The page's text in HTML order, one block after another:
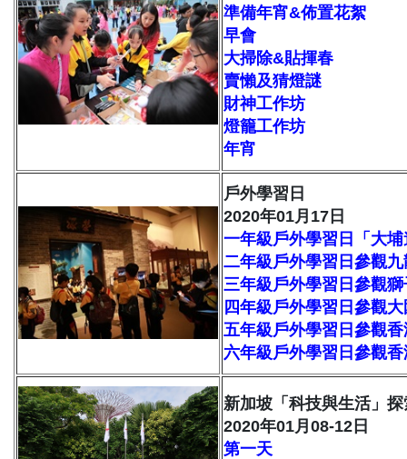
準備年宵&佈置花絮
早會
大掃除&貼揮春
賣懶及猜燈謎
財神工作坊
燈籠工作坊
年宵
戶外學習日
2020年01月17日
一年級戶外學習日「大
二年級戶外學習日參觀
三年級戶外學習日參觀
四年級戶外學習日參觀
五年級戶外學習日參觀
六年級戶外學習日參觀
新加坡「科技與生活」
2020年01月08-12日
第一天